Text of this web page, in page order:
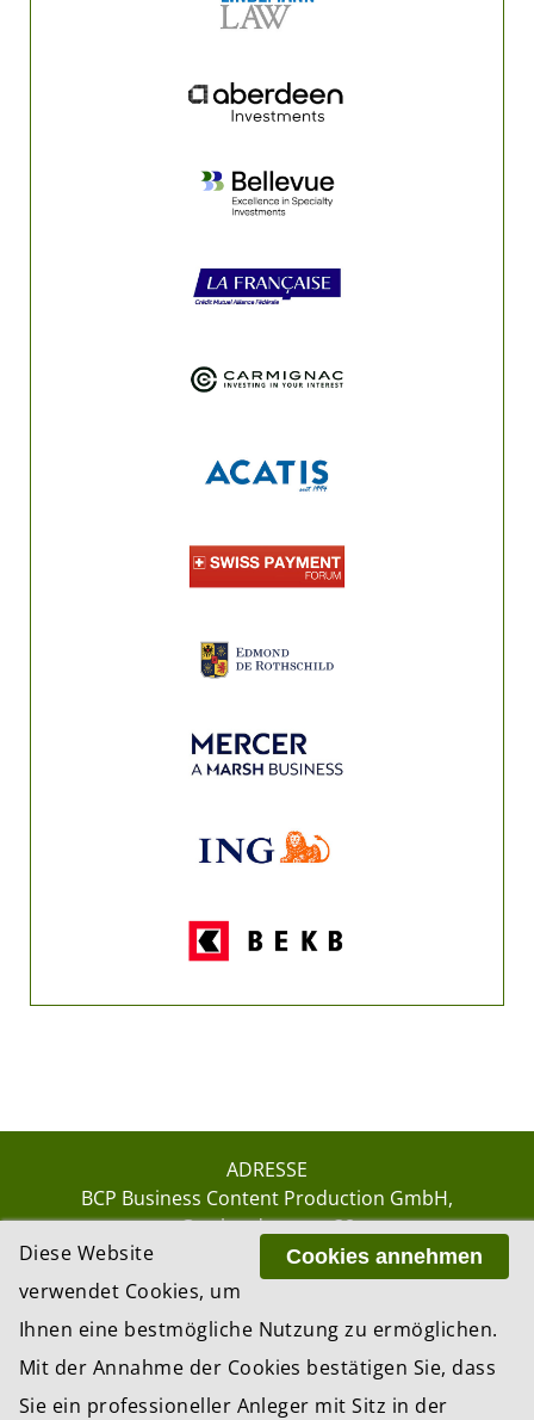
ADRESSE
BCP Business Content Production GmbH
Gotthardstrasse 38
8002 Zürich
GmbH, Zürich – Switzerland
Website by update AG, Zurich
Cookies annehmen
Diese Website
verwendet Cookies, um
Ihnen eine bestmögliche Nutzung zu ermöglichen.
Mit der Annahme der Cookies bestätigen Sie, dass
Sie ein professioneller Anleger mit Sitz in der